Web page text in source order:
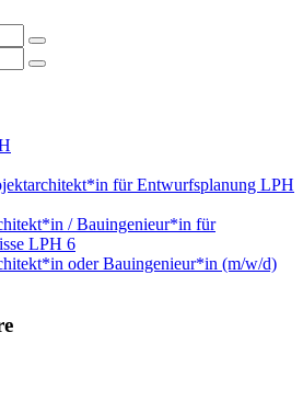
für Entwurfsplanung LPH
/ Bauingenieur*in für
LPH 6
oder Bauingenieur*in (m/w/d)